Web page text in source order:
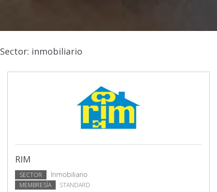
Sector: inmobiliario
RIM
SECTOR Inmobiliario
MEMBRESÍA STANDARD